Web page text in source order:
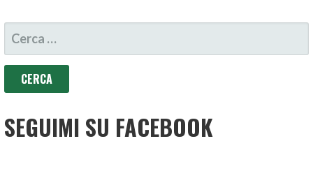
RICERCA
PER:
SEGUIMI SU FACEBOOK